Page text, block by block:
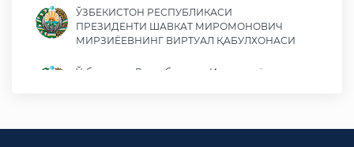
ЎЗБЕКИСТОН РЕСПУБЛИКАСИ
ПРЕЗИДЕНТИ ШАВКАТ МИРОМОНОВИЧ
МИРЗИЁЕВНИНГ ВИРТУАЛ ҚАБУЛХОНАСИ
Ўзбекистон Республикаси Иқтисодиёт ва
вазирлиги